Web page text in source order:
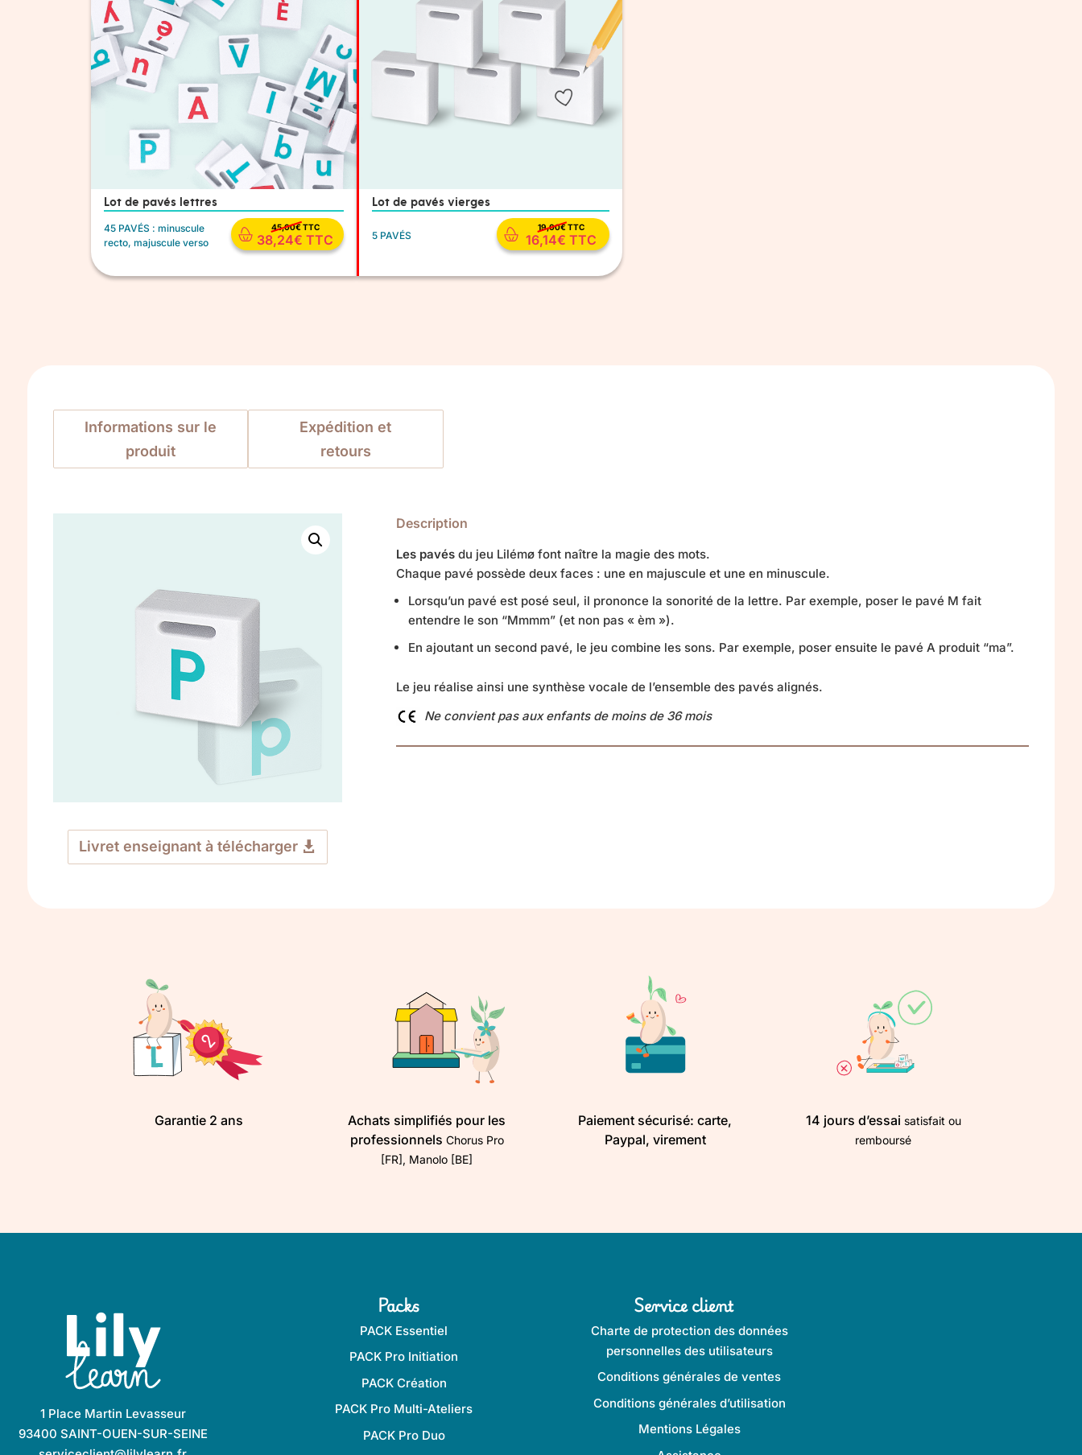
Lot de pavés lettres
45 PAVÉS : minuscule
recto, majuscule verso
45,00€TTC
38,24€ TTC
Lot de pavés vierges
5 PAVÉS
19,00€TTC
16,14€ TTC
Informations sur le
produit
Expédition et
retours
Livret enseignant à télécharger
Description
Les pavés du jeu Lilémø font naître la magie des mots.
Chaque pavé possède deux faces : une en majuscule et une en minuscule.
Lorsqu’un pavé est posé seul, il prononce la sonorité de la lettre. Par exemple, poser le pavé M fait
entendre le son “Mmmm” (et non pas « èm »).
En ajoutant un second pavé, le jeu combine les sons. Par exemple, poser ensuite le pavé A produit “ma”.
Le jeu réalise ainsi une synthèse vocale de l’ensemble des pavés alignés.
Ne convient pas aux enfants de moins de 36 mois
Garantie 2 ans
Achats simplifiés pour les
professionnels Chorus Pro
[FR], Manolo [BE]
Paiement sécurisé: carte,
Paypal, virement
14 jours d’essai satisfait ou
remboursé
1 Place Martin Levasseur
93400 SAINT-OUEN-SUR-SEINE
Packs
PACK Essentiel
PACK Pro Initiation
PACK Création
PACK Pro Multi-Ateliers
PACK Pro Duo
Service client
Charte de protection des données
personnelles des utilisateurs
Conditions générales de ventes
Conditions générales d’utilisation
Mentions Légales